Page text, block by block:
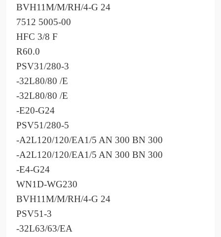
BVH11M/M/RH/4-G 24
7512 5005-00
HFC 3/8 F
R60.0
PSV31/280-3
-32L80/80 /E
-32L80/80 /E
-E20-G24
PSV51/280-5
-A2L120/120/EA1/5 AN 300 BN 300
-A2L120/120/EA1/5 AN 300 BN 300
-E4-G24
WN1D-WG230
BVH11M/M/RH/4-G 24
PSV51-3
-32L63/63/EA